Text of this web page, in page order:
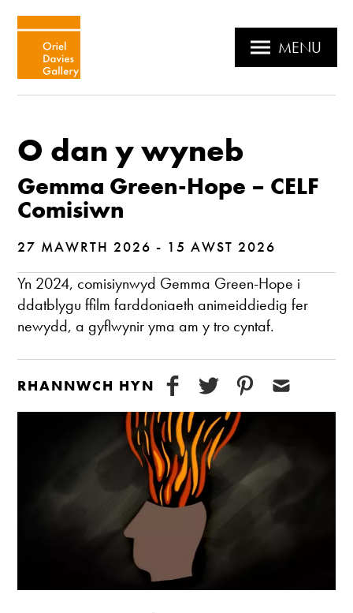
MENU
O dan y wyneb
Gemma Green-Hope – CELF
Comisiwn
27 MAWRTH 2026 - 15 AWST 2026
Yn 2024, comisiynwyd Gemma Green-Hope i
ddatblygu ffilm farddoniaeth animeiddiedig fer
newydd, a gyflwynir yma am y tro cyntaf.
RHANNWCH HYN